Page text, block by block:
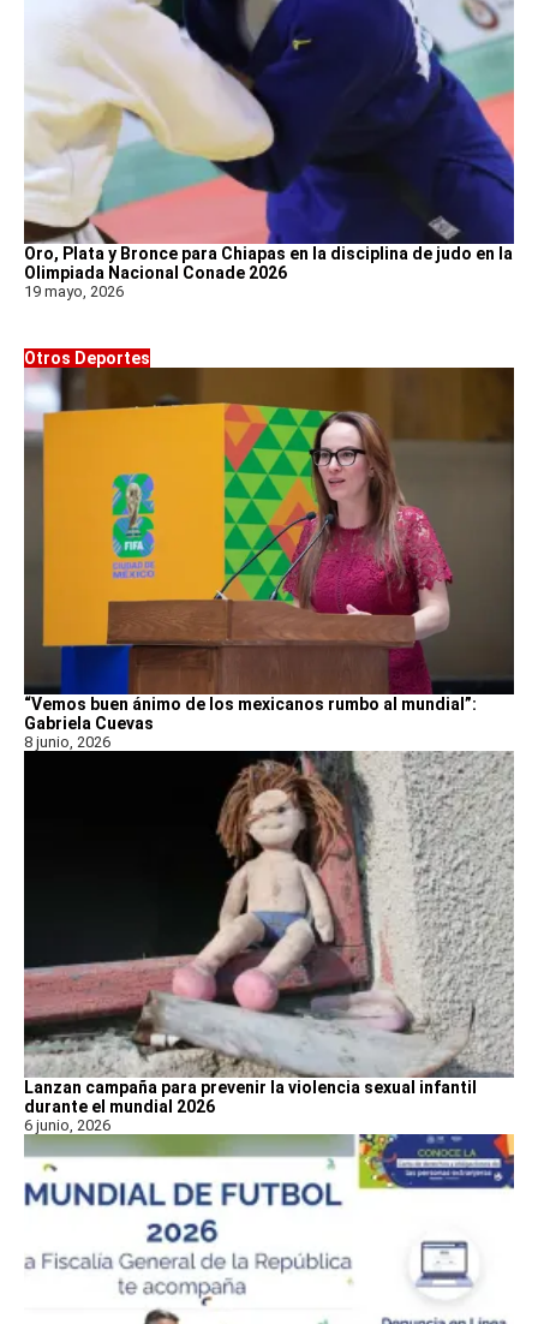
Oro, Plata y Bronce para Chiapas en la disciplina de judo en la
Olimpiada Nacional Conade 2026
19 mayo, 2026
Otros Deportes
“Vemos buen ánimo de los mexicanos rumbo al mundial”:
Gabriela Cuevas
8 junio, 2026
Lanzan campaña para prevenir la violencia sexual infantil
durante el mundial 2026
6 junio, 2026